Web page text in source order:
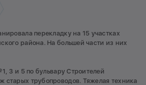
перекладку на 15 участках
района. На большей части из них
3 и 5 по бульвару Строителей
старых трубопроводов. Тяжелая техника